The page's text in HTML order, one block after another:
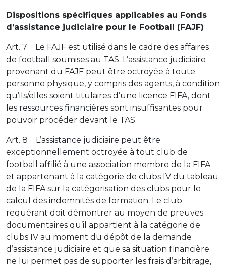
Dispositions spécifiques applicables au Fonds
d’assistance judiciaire pour le Football (FAJF)
Art. 7 Le FAJF est utilisé dans le cadre des affaires
de football soumises au TAS. L’assistance judiciaire
provenant du FAJF peut être octroyée à toute
personne physique, y compris des agents, à condition
qu’ils/elles soient titulaires d’une licence FIFA, dont
les ressources financières sont insuffisantes pour
pouvoir procéder devant le TAS.
Art. 8 L’assistance judiciaire peut être
exceptionnellement octroyée à tout club de
football affilié à une association membre de la FIFA
et appartenant à la catégorie de clubs IV du tableau
de la FIFA sur la catégorisation des clubs pour le
calcul des indemnités de formation. Le club
requérant doit démontrer au moyen de preuves
documentaires qu’il appartient à la catégorie de
clubs IV au moment du dépôt de la demande
d’assistance judiciaire et que sa situation financière
ne lui permet pas de supporter les frais d’arbitrage,